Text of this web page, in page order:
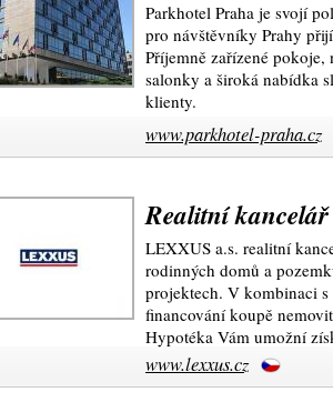
Parkhotel Praha je svojí
pro návštěvníky Prahy
Příjemně zařízené
salonky a široká nabídka
klienty.
www.parkhotel-praha.cz
Realitní
LEXXUS a.s. realitní
rodinných domů a
projektech. V kombinaci
financování koupě
Hypotéka Vám umožní
www.lexxus.cz